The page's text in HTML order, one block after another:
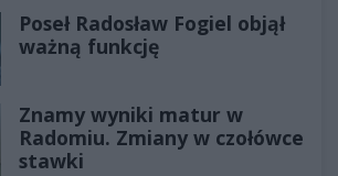
Poseł Radosław Fogiel objął
ważną funkcję
Znamy wyniki matur w
Radomiu. Zmiany w czołówce
stawki